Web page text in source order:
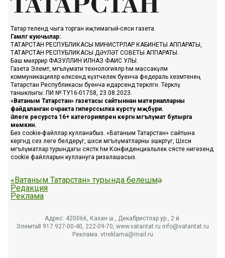
Татар телендә чыга торган иҗтимагый-сәяси газета.
Гамәлгә куючылар:
ТАТАРСТАН РЕСПУБЛИКАСЫ МИНИСТРЛАР КАБИНЕТЫ АППАРАТЫ,
ТАТАРСТАН РЕСПУБЛИКАСЫ ДӘҮЛӘТ СОВЕТЫ АППАРАТЫ.
Баш мөхәррир ФАЗУЛЛИН ИЛНАЗ ФАИС УЛЫ.
Газета Элемтә, мәгълүмати технологияләр һәм массакүләм
коммуникацияләр өлкәсендә күзәтчелек буенча федераль хезмәтенең
Татарстан Республикасы буенча идарәсендә теркәлгән. Теркәлү
таныклыгы: ПИ № ТУ16-01758, 23.08.2023.
«Ватаным Татарстан» газетасы сайтыннан материалларны
файдаланган очракта гиперссылка күрсәтү мәҗбүри.
Әлеге ресурста 16+ категорияләренә кергән мәгълүмат булырга
мөмкин.
Без cookie-файллар кулланабыз. «Ватаным Татарстан» сайтына
кергәндә сез әлеге белдерүгә, шәхси мәгълүматларны эшкәртүгә, Шәхси
мәгълүматлар турындагы сәясәткә һәм Конфиденциальлек сәясәте нигезендә
cookie файлларын куллануга ризалашасыз.
«Ватаным Татарстан» турында белешмә
Редакция
Реклама
Адрес: 420066, Казан ш., Декабристлар ур., 2 й.
Элемтә: 8 917 927-00-40, 222-09-70, www.vatantat.ru info@vatantat.ru
Реклама: vtreklama@mail.ru